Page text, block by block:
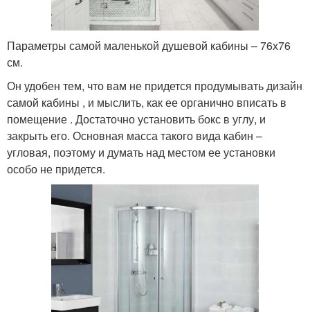
Параметры самой маленькой душевой кабины – 76х76
см.
Он удобен тем, что вам не придется продумывать дизайн
самой кабины , и мыслить, как ее органично вписать в
помещение . Достаточно установить бокс в углу, и
закрыть его. Основная масса такого вида кабин –
угловая, поэтому и думать над местом ее установки
особо не придется.